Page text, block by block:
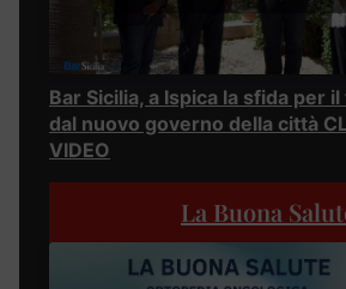
Bar Sicilia, a Ispica la sfida per
dal nuovo governo della città
VIDEO
La Buona